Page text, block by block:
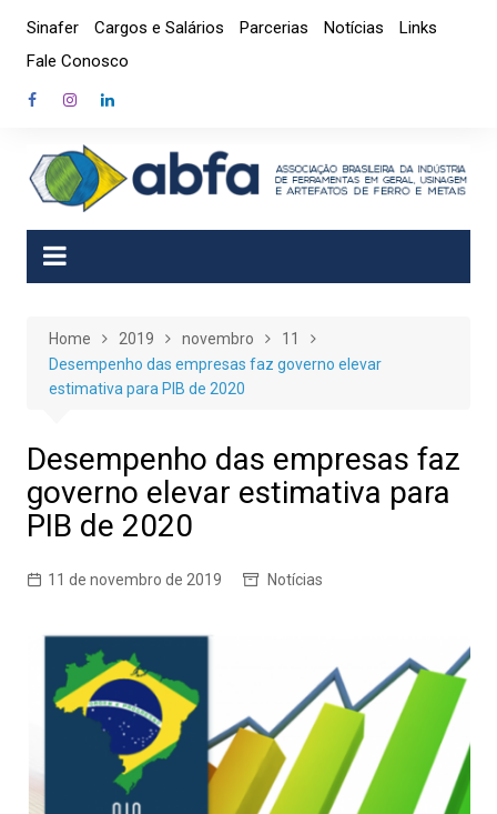
content
Sinafer Cargos e Salários Parcerias Notícias
Links
Fale Conosco
Home 2019 novembro
11
Desempenho das empresas faz governo elevar
estimativa para PIB de 2020
Desempenho das empresas faz
governo elevar estimativa para
PIB de 2020
11 de novembro de 2019 Notícias